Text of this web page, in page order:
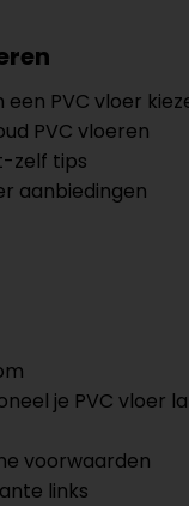
PVC vloer
PVC vloeren
zelf tips
aanbiedingen
je PVC vloer
voorwaarden
links